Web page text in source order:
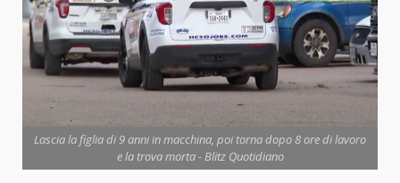
Lascia la figlia di 9 anni in macchina, poi torna dopo 8 ore di lavoro
e la trova morta - Blitz Quotidiano